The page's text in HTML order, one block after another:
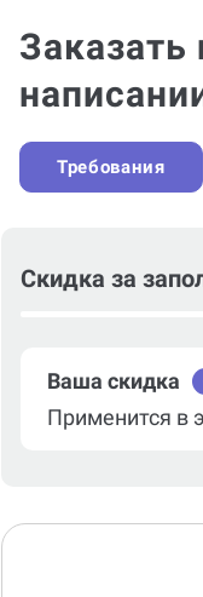
Требования
Применится в